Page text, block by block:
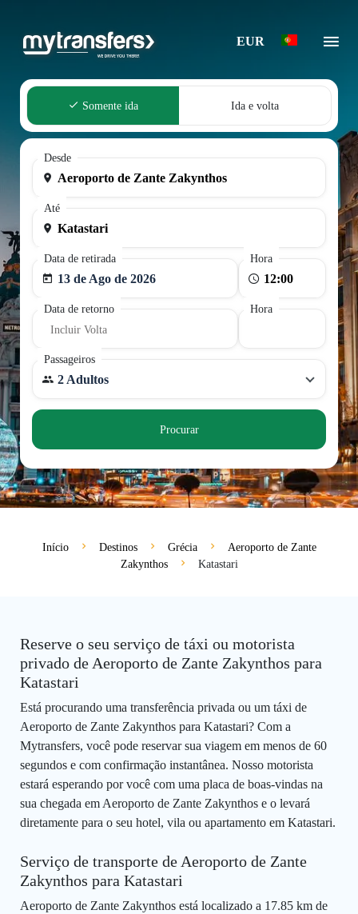
EUR
Somente ida Ida e volta
Desde
Até
Data de retirada
13 de Ago de 2026
Hora
Data de retorno
Incluir Volta
Hora
Passageiros
2 Adultos
Procurar
Início Destinos Grécia
Aeroporto de Zante
Zakynthos
Katastari
Reserve o seu serviço de táxi ou motorista
privado de Aeroporto de Zante Zakynthos para
Katastari
Está procurando uma transferência privada ou um táxi de
Aeroporto de Zante Zakynthos para Katastari? Com a
Mytransfers, você pode reservar sua viagem em menos de 60
segundos e com confirmação instantânea. Nosso motorista
estará esperando por você com uma placa de boas-vindas na
sua chegada em Aeroporto de Zante Zakynthos e o levará
diretamente para o seu hotel, vila ou apartamento em Katastari.
Serviço de transporte de Aeroporto de Zante
Zakynthos para Katastari
Aeroporto de Zante Zakynthos está localizado a 17.85 km de